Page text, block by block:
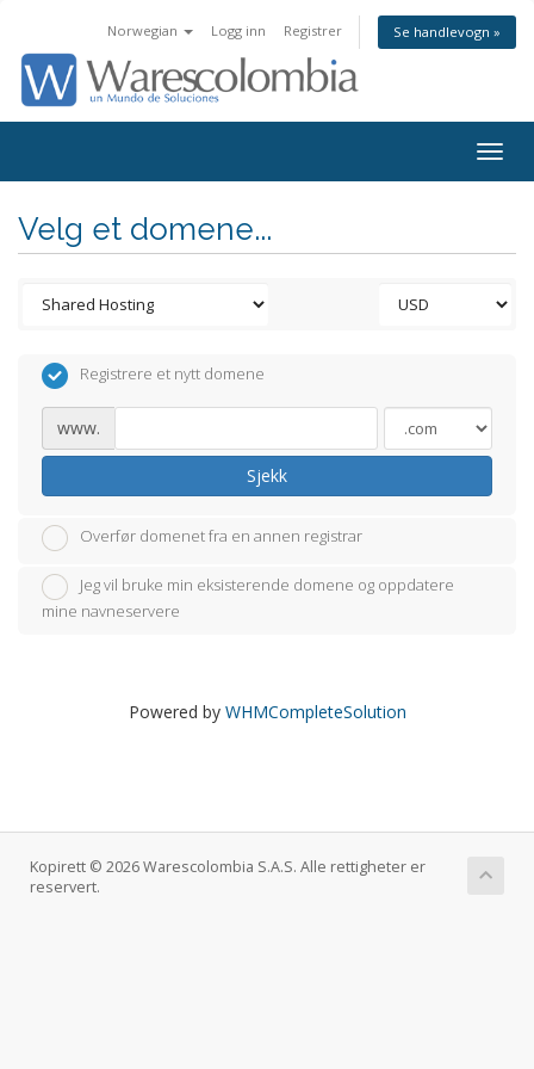
Norwegian Logg inn Registrer Se handlevogn »
Velg et domene...
Registrere et nytt domene
www.
Sjekk
Overfør domenet fra en annen registrar
Jeg vil bruke min eksisterende domene og oppdatere
mine navneservere
Powered by WHMCompleteSolution
Kopirett © 2026 Warescolombia S.A.S. Alle rettigheter er
reservert.